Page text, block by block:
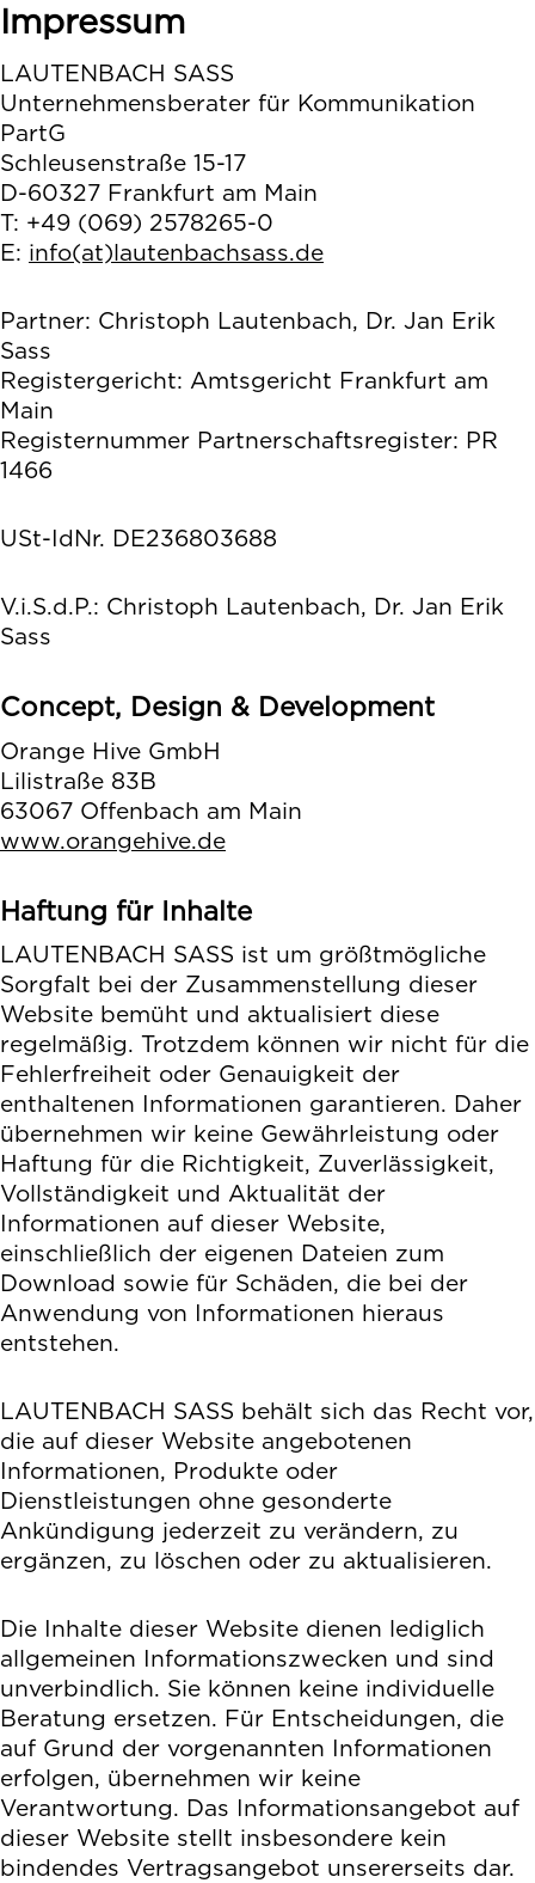
Impressum
LAUTENBACH SASS
Unternehmensberater für Kommunikation
PartG
Schleusenstraße 15-17
D-60327 Frankfurt am Main
T: +49 (069) 2578265-0
E: info(at)lautenbachsass.de
Partner: Christoph Lautenbach, Dr. Jan Erik
Sass
Registergericht: Amtsgericht Frankfurt am
Main
Registernummer Partnerschaftsregister: PR
1466
USt-IdNr. DE236803688
V.i.S.d.P.: Christoph Lautenbach, Dr. Jan Erik
Sass
Concept, Design & Development
Orange Hive GmbH
Lilistraße 83B
63067 Offenbach am Main
www.orangehive.de
Haftung für Inhalte
LAUTENBACH SASS ist um größtmögliche
Sorgfalt bei der Zusammenstellung dieser
Website bemüht und aktualisiert diese
regelmäßig. Trotzdem können wir nicht für die
Fehlerfreiheit oder Genauigkeit der
enthaltenen Informationen garantieren. Daher
übernehmen wir keine Gewährleistung oder
Haftung für die Richtigkeit, Zuverlässigkeit,
Vollständigkeit und Aktualität der
Informationen auf dieser Website,
einschließlich der eigenen Dateien zum
Download sowie für Schäden, die bei der
Anwendung von Informationen hieraus
entstehen.
LAUTENBACH SASS behält sich das Recht vor,
die auf dieser Website angebotenen
Informationen, Produkte oder
Dienstleistungen ohne gesonderte
Ankündigung jederzeit zu verändern, zu
ergänzen, zu löschen oder zu aktualisieren.
Die Inhalte dieser Website dienen lediglich
allgemeinen Informationszwecken und sind
unverbindlich. Sie können keine individuelle
Beratung ersetzen. Für Entscheidungen, die
auf Grund der vorgenannten Informationen
erfolgen, übernehmen wir keine
Verantwortung. Das Informationsangebot auf
dieser Website stellt insbesondere kein
bindendes Vertragsangebot unsererseits dar.